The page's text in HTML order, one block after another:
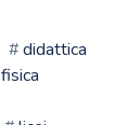
didattica
fisica